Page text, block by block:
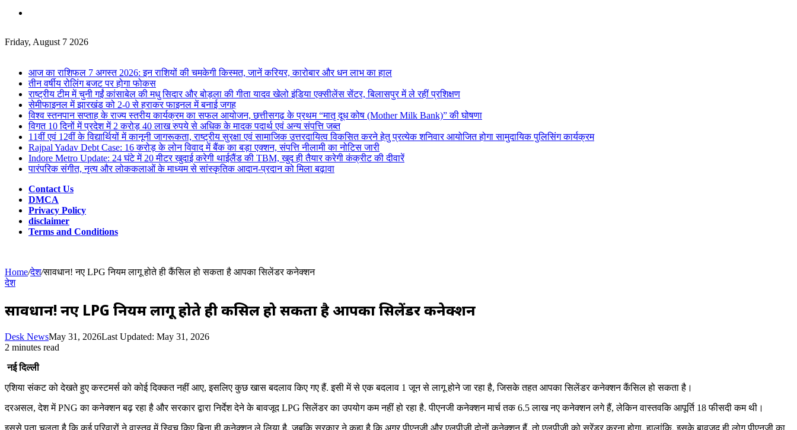
for
Friday, August 7 2026
आज का राशिफल 7 अगस्त 2026: इन राशियों की चमकेगी किस्मत, जानें करियर, कारोबार और धन लाभ का हाल
तीन वर्षीय रोलिंग बजट पर होगा फोकस
राष्ट्रीय टीम में चुनी गईं कांसाबेल की मधु सिदार और बोड़ला की गीता यादव खेलो इंडिया एक्सीलेंस सेंटर, बिलासपुर में ले रहीं प्रशिक्षण
सेमीफाइनल में झारखंड को 2-0 से हराकर फाइनल में बनाई जगह
विश्व स्तनपान सप्ताह के राज्य स्तरीय कार्यक्रम का सफल आयोजन, छत्तीसगढ़ के प्रथम “मातृ दूध कोष (Mother Milk Bank)” की घोषणा
विगत 10 दिनों में प्रदेश में 2 करोड़ 40 लाख रुपये से अधिक के मादक पदार्थ एवं अन्य संपत्ति जब्त
11वीं एवं 12वीं के विद्यार्थियों में कानूनी जागरूकता, राष्ट्रीय सुरक्षा एवं सामाजिक उत्तरदायित्व विकसित करने हेतु प्रत्येक शनिवार आयोजित होगा सामुदायिक पुलिसिंग कार्यक्रम
Rajpal Yadav Debt Case: 16 करोड़ के लोन विवाद में बैंक का बड़ा एक्शन, संपत्ति नीलामी का नोटिस जारी
Indore Metro Update: 24 घंटे में 20 मीटर खुदाई करेगी थाईलैंड की TBM, खुद ही तैयार करेगी कंक्रीट की दीवारें
पारंपरिक संगीत, नृत्य और लोककलाओं के माध्यम से सांस्कृतिक आदान-प्रदान को मिला बढ़ावा
Contact Us
DMCA
Privacy Policy
disclaimer
Terms and Conditions
Home/देश/सावधान! नए LPG नियम लागू होते ही कैंसिल हो सकता है आपका सिलेंडर कनेक्शन
देश
सावधान! नए LPG नियम लागू होते ही कैंसिल हो सकता है आपका सिलेंडर कनेक्शन
Desk NewsMay 31, 2026Last Updated: May 31, 2026
2 minutes read
नई दिल्‍ली
एशिया संकट को देखते हुए कस्‍टमर्स को कोई दिक्‍कत नहीं आए, इसलिए कुछ खास बदलाव किए गए हैं. इसी में से एक बदलाव 1 जून से लागू होने जा रहा है, जिसके तहत आपका सिलेंडर कनेक्‍शन कैंसिल हो सकता है।
दरअसल, देश में PNG का कनेक्‍शन बढ़ रहा है और सरकार द्वारा निर्देश देने के बावजूद LPG सिलेंडर का उपयोग कम नहीं हो रहा है. पीएनजी कनेक्‍शन मार्च तक 6.5 लाख नए कनेक्शन लगे हैं, लेकिन वास्‍तवकि आपूर्ति 18 फीसदी कम थी।
इससे पता चलता है कि कई परिवारों ने वास्‍तव में स्विच किए बिना ही कनेक्‍शन ले लिया है, जबकि सरकार ने कहा है कि अगर पीएनजी और एलपीजी दोनों कनेक्‍शन हैं, तो एलपीजी को सरेंडर करना होगा. हालांकि, इसके बावजूद ही लोग पीएनजी का